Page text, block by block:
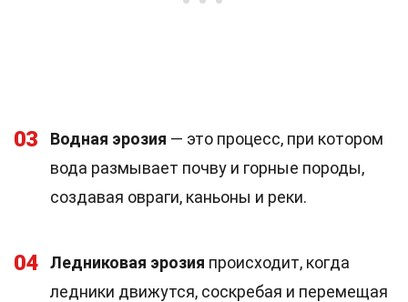
03 Водная эрозия — это процесс, при котором
вода размывает почву и горные породы,
создавая овраги, каньоны и реки.
04 Ледниковая эрозия происходит, когда
ледники движутся, соскребая и перемещая